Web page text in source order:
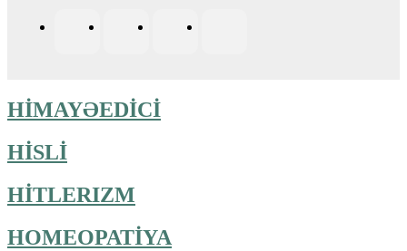
HİMAYƏEDİCİ
HİSLİ
HİTLERIZM
HOMEOPATİYA